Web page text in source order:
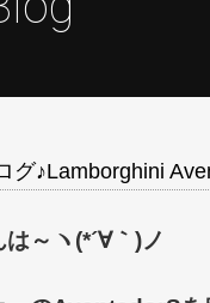
グ♪Lamborghini
～ヽ(*´∀｀)ノ